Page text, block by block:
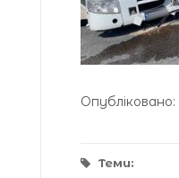
Опубліковано:
Теми: